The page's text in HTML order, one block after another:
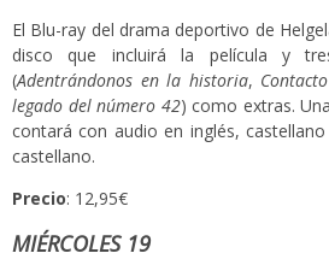
El Blu-ray del drama deportivo de
disco que incluirá la película y
(Adentrándonos en la historia,
legado del número 42) como extras.
contará con audio en inglés,
castellano.
Precio: 12,95€
MIÉRCOLES 19